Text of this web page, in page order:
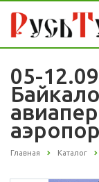
05-
Главная Каталог